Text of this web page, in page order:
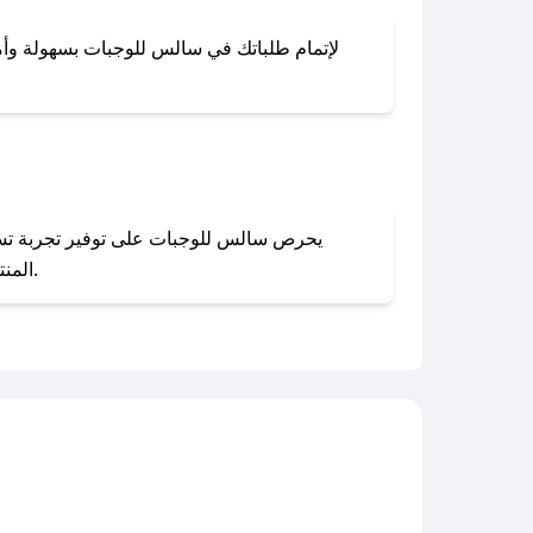
لإتمام طلباتك في سالس للوجبات بسهولة
المنتجات بحالتها الأصلية وغير مستخدمة. يمكنك تقديم طلب الإرجاع بسهولة عبر موقعنا الإلكتروني أو من خلال خدمة العملاء.